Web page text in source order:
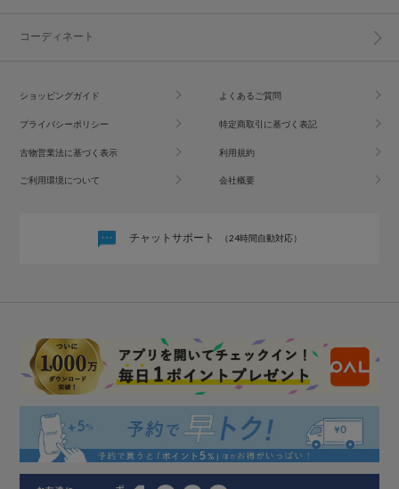
コーディネート
ショッピングガイド よくあるご質問
プライバシーポリシー 特定商取引に基づく表記
古物営業法に基づく表示 利用規約
ご利用環境について 会社概要
チャットサポート （24時間自動対応）